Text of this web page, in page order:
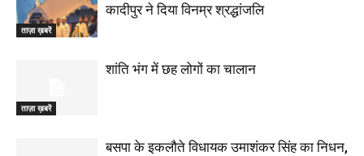
ताज़ा ख़बरें
कादीपुर ने दिया विनम्र श्रद्धांजलि
ताज़ा ख़बरें
शांति भंग में छह लोगों का चालान
बसपा के इकलौते विधायक उमाशंकर सिंह का निधन,